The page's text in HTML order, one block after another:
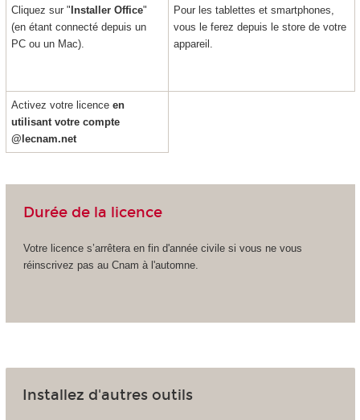
Cliquez sur " Installer Office"
(en étant connecté depuis un
PC ou un Mac).
Pour les tablettes et smartphones,
vous le ferez depuis le store de votre
appareil.
Activez votre licence en
utilisant votre compte
@lecnam.net
Durée de la licence
Votre licence s’arrêtera en fin d'année civile si vous ne vous
réinscrivez pas au Cnam à l'automne.
Installez d'autres outils